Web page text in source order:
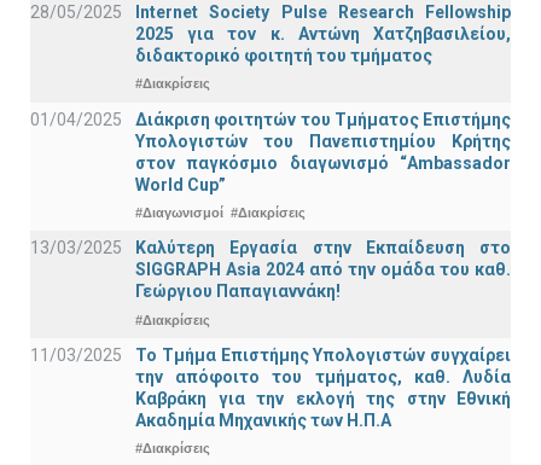
28/05/2025
Internet Society Pulse Research Fellowship
2025 για τον κ. Αντώνη Χατζηβασιλείου,
διδακτορικό φοιτητή του τμήματος
#Διακρίσεις
01/04/2025
Διάκριση φοιτητών του Τμήματος Επιστήμης
Υπολογιστών του Πανεπιστημίου Κρήτης
στον παγκόσμιο διαγωνισμό “Ambassador
World Cup”
#Διαγωνισμοί #Διακρίσεις
13/03/2025
Καλύτερη Εργασία στην Εκπαίδευση στο
SIGGRAPH Asia 2024 από την ομάδα του καθ.
Γεώργιου Παπαγιαννάκη!
#Διακρίσεις
11/03/2025
Το Τμήμα Επιστήμης Υπολογιστών συγχαίρει
την απόφοιτο του τμήματος, καθ. Λυδία
Καβράκη για την εκλογή της στην Εθνική
Ακαδημία Μηχανικής των Η.Π.Α
#Διακρίσεις